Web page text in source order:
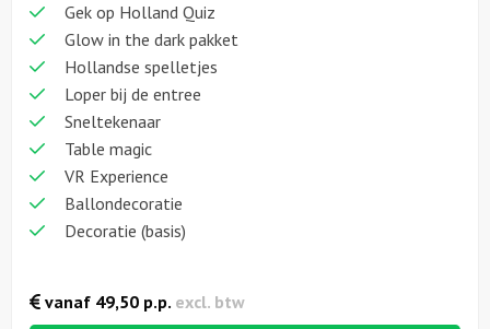
Gek op Holland Quiz
Glow in the dark pakket
Hollandse spelletjes
Loper bij de entree
Sneltekenaar
Table magic
VR Experience
Ballondecoratie
Decoratie (basis)
vanaf 49,50 p.p. excl. btw